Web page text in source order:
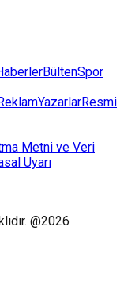
BültenSpor
YazarlarResmi
Metni ve Veri
Uyarı
@2026